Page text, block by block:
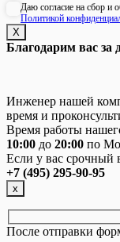
Даю согласие на сбор и
Политикой
Х
Благодарим вас за
Инженер нашей
время и
Время работы
10:00 до 20:00 по
Если у вас срочный
+7 (495) 295-90-95
х
После отправки